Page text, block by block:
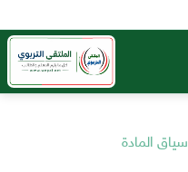
سياق المادة